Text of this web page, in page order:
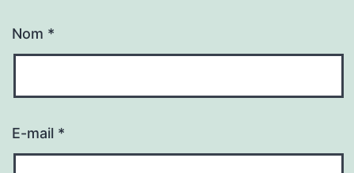
Nom *
E-mail *